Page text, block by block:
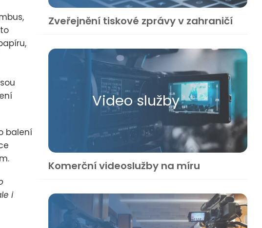
balení
i
Zveřejnění tiskové zprávy v zahraničí
Video služby
Komerční videoslužby na míru